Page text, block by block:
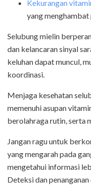
Kekurangan
yang
Selubung mielin
dan kelancaran sinyal
keluhan dapat muncul,
koordinasi.
Menjaga kesehatan
memenuhi asupan
berolahraga rutin, serta
Jangan ragu untuk
yang mengarah pada
mengetahui informasi
Deteksi dan